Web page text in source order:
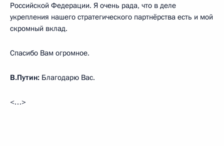
Российской Федерации. Я очень рада, что в деле
укрепления нашего стратегического партнёрства есть и мой
скромный вклад.
Спасибо Вам огромное.
В.Путин: Благодарю Вас.
<…>